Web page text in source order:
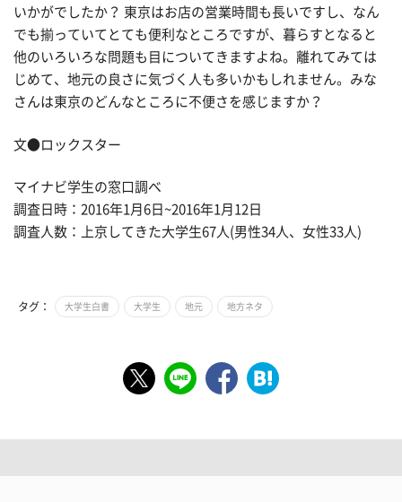
いかがでしたか？ 東京はお店の営業時間も長いですし、なん
でも揃っていてとても便利なところですが、暮らすとなると
他のいろいろな問題も目についてきますよね。離れてみては
じめて、地元の良さに気づく人も多いかもしれません。みな
さんは東京のどんなところに不便さを感じますか？
文●ロックスター
マイナビ学生の窓口調べ
調査日時：2016年1月6日~2016年1月12日
調査人数：上京してきた大学生67人(男性34人、女性33人)
タグ： 大学生白書 大学生 地元 地方ネタ